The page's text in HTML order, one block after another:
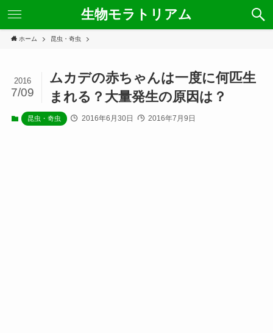
生物モラトリアム
ホーム 昆虫・奇虫
ムカデの赤ちゃんは一度に何匹生
まれる？大量発生の原因は？
2016
7/09
昆虫・奇虫 2016年6月30日 2016年7月9日